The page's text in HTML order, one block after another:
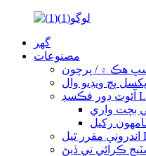
گهر
مصنوعات